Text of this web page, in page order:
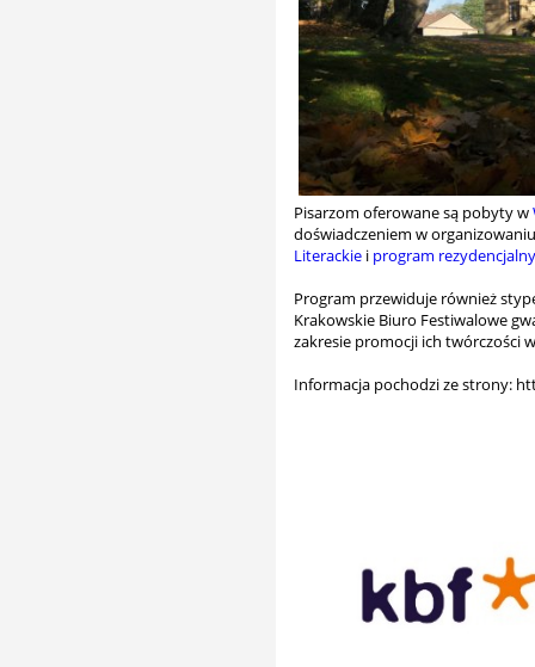
Pisarzom oferowane są pobyty w
doświadczeniem w
Literackie i program
Program przewiduje również
Krakowskie Biuro Festiwalowe
zakresie promocji ich twórczości
Informacja pochodzi ze strony: